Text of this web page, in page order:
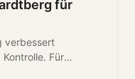
für
verbessert
Für